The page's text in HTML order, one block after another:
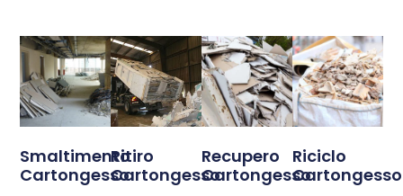
Smaltimento
Cartongesso
Ritiro
Cartongesso
Recupero
Cartongesso
Riciclo
Cartongesso